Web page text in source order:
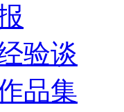
验谈
品集